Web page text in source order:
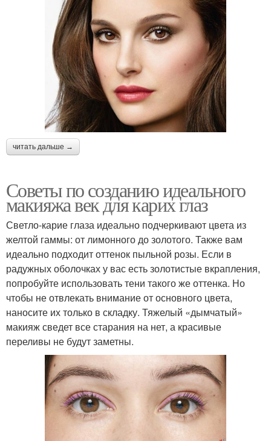
читать дальше →
Советы по созданию идеального
макияжа век для карих глаз
Светло-карие глаза идеально подчеркивают цвета из
желтой гаммы: от лимонного до золотого. Также вам
идеально подходит оттенок пыльной розы. Если в
радужных оболочках у вас есть золотистые вкрапления,
попробуйте использовать тени такого же оттенка. Но
чтобы не отвлекать внимание от основного цвета,
наносите их только в складку. Тяжелый «дымчатый»
макияж сведет все старания на нет, а красивые
переливы не будут заметны.